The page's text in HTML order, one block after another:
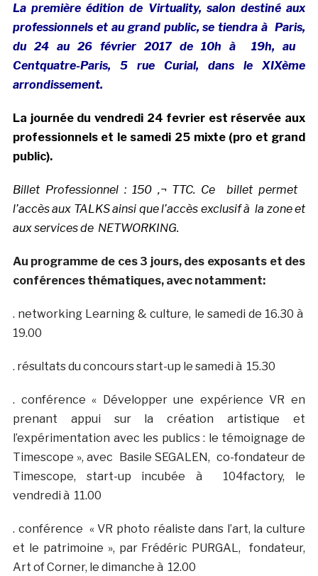
La première édition de Virtuality, salon destiné aux
professionnels et au grand public, se tiendra à Paris,
du 24 au 26 février 2017 de 10h à 19h, au
Centquatre-Paris, 5 rue Curial, dans le XIXème
arrondissement.
La journée du vendredi 24 fevrier est réservée aux
professionnels et le samedi 25 mixte (pro et grand
public).
Billet Professionnel : 150 ‚¬ TTC. Cebillet permet
l’accès aux TALKS ainsi que l’accès exclusif à la zone et
aux services de NETWORKING.
Au programme de ces 3 jours, des exposants et des
conférences thématiques, avec notamment:
. networking Learning & culture, le samedi de 16.30 à
19.00
. résultats du concours start-up le samedi à 15.30
. conférence « Développer une expérience VR en
prenant appui sur la création artistique et
l’expérimentation avec les publics : le témoignage de
Timescope », avec Basile SEGALEN, co-fondateur de
Timescope, start-up incubée à 104factory, le
vendredi à 11.00
. conférence « VR photo réaliste dans l’art, la culture
et le patrimoine », par Frédéric PURGAL, fondateur,
Art of Corner, le dimanche à 12.00